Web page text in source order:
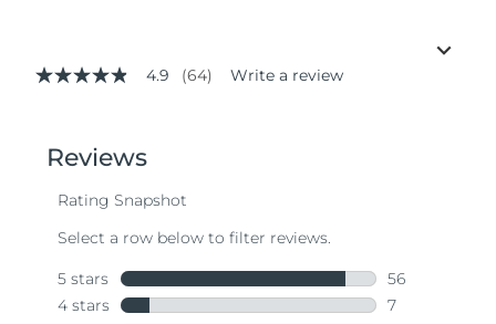
4.9
stars,
average
value.
Same
page
link.
4.9 (64) Write a review